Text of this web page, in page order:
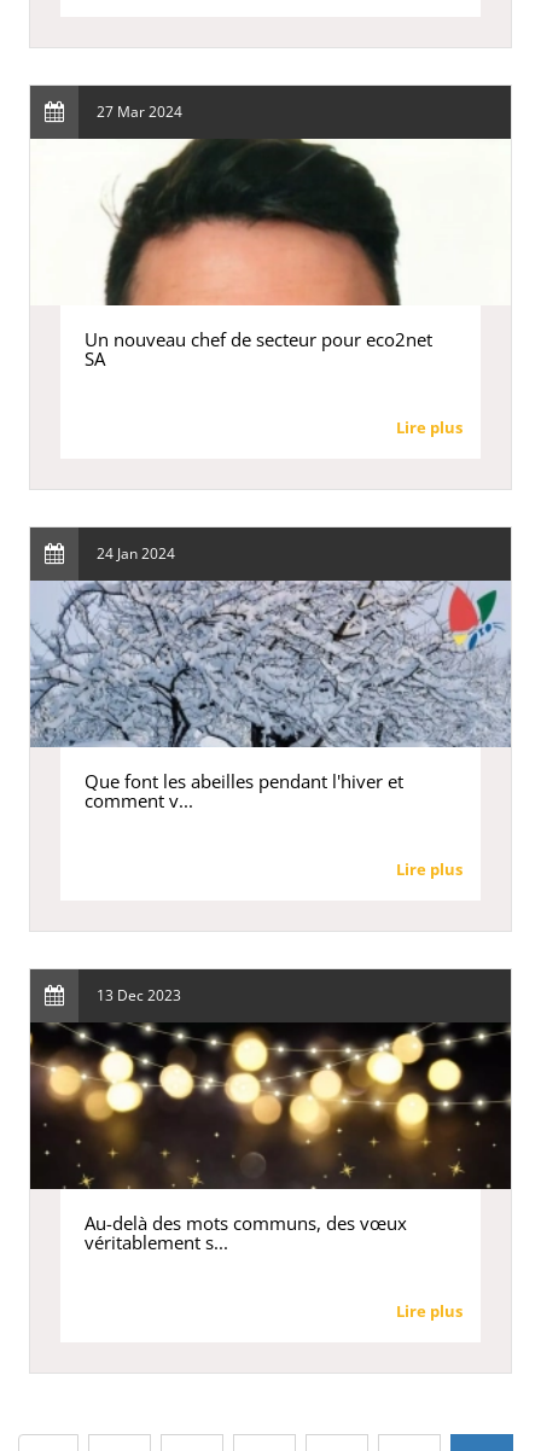
27 Mar 2024
Un nouveau chef de secteur pour eco2net
SA
Lire plus
24 Jan 2024
Que font les abeilles pendant l'hiver et
comment v...
Lire plus
13 Dec 2023
Au-delà des mots communs, des vœux
véritablement s...
Lire plus